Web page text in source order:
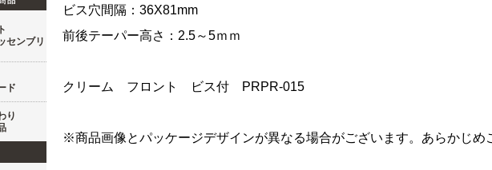
センブリ
ド
り
ビス穴間隔：36X81mm
前後テーパー高さ：2.5～5ｍｍ
クリーム フロント ビス付 PRPR-015
※商品画像とパッケージデザインが異なる場合がございます。あらかじめ